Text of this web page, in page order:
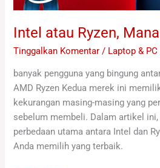
Intel atau Ryzen,
Tinggalkan Komentar / Laptop &
banyak pengguna yang bingung
AMD Ryzen Kedua merek ini
kekurangan masing-masing yang
sebelum membeli. Dalam artikel
perbedaan utama antara Intel dan
Anda memilih yang terbaik.